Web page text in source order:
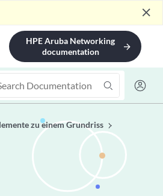
close
HPE Aruba Networking
documentation
arrow_forward
zu einem Grundriss